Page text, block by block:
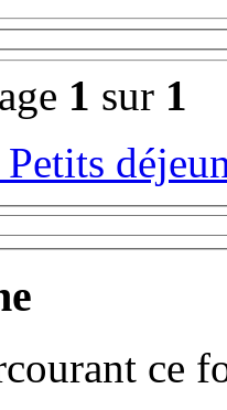
1 sur 1
ce